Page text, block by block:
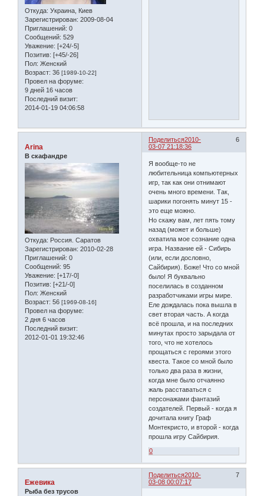
Откуда: Украина, Киев
Зарегистрирован: 2009-08-04
Приглашений: 0
Сообщений: 529
Уважение: [+24/-5]
Позитив: [+45/-26]
Пол: Женский
Возраст: 36 [1989-10-22]
Провел на форуме:
9 дней 16 часов
Последний визит:
2014-01-19 04:06:58
Поделиться 6
2010-
03-07 21:18:36
Arina
В скафандре
Откуда: Россия. Саратов
Зарегистрирован: 2010-02-28
Приглашений: 0
Сообщений: 95
Уважение: [+17/-0]
Позитив: [+21/-0]
Пол: Женский
Возраст: 56 [1969-08-16]
Провел на форуме:
2 дня 6 часов
Последний визит:
2012-01-01 19:32:46
Я вообще-то не
любительница компьютерных
игр, так как они отнимают
очень много времени. Так,
шарики погонять минут 15 -
это еще можно.
Но скажу вам, лет пять тому
назад (может и больше)
охватила мое сознание одна
игра. Название ей - Сибирь
(или, если дословно,
Сайбирия). Боже! Что со мной
было! Я буквально
поселилась в созданном
разработчиками игры мире.
Еле дождалась пока вышла в
свет вторая часть. А когда
всё прошла, и на последних
минутах просто зарыдала от
того, что не хотелось
прощаться с героями этого
квеста. Такое со мной было
только два раза в жизни,
когда мне было отчаянно
жаль расставаться с
персонажами фантазий
создателей. Первый - когда я
дочитала книгу Граф
Монтекристо, и второй - когда
прошла игру Сайбирия.
0
Поделиться 7
2010-
03-08 00:07:17
Ежевика
Рыба без трусов